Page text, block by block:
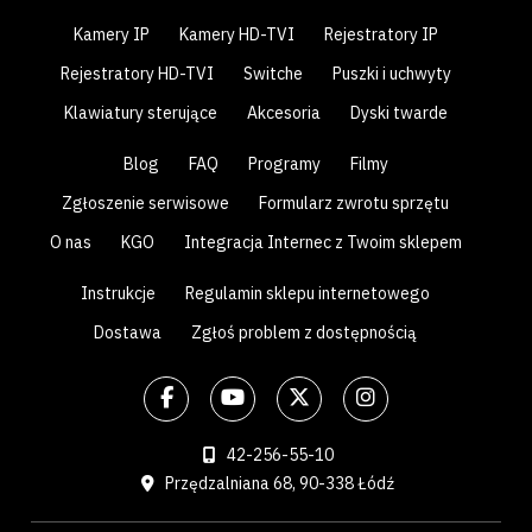
Kamery IP Kamery HD-TVI
Rejestratory IP
Rejestratory HD-TVI
Switche
Puszki i uchwyty
Klawiatury sterujące
Akcesoria Dyski twarde
Blog FAQ Programy
Filmy
Zgłoszenie serwisowe
Formularz zwrotu sprzętu
O nas
KGO Integracja Internec z Twoim sklepem
Instrukcje
Regulamin sklepu internetowego
Dostawa
Zgłoś problem z dostępnością
42-256-55-10
Przędzalniana 68, 90-338 Łódź